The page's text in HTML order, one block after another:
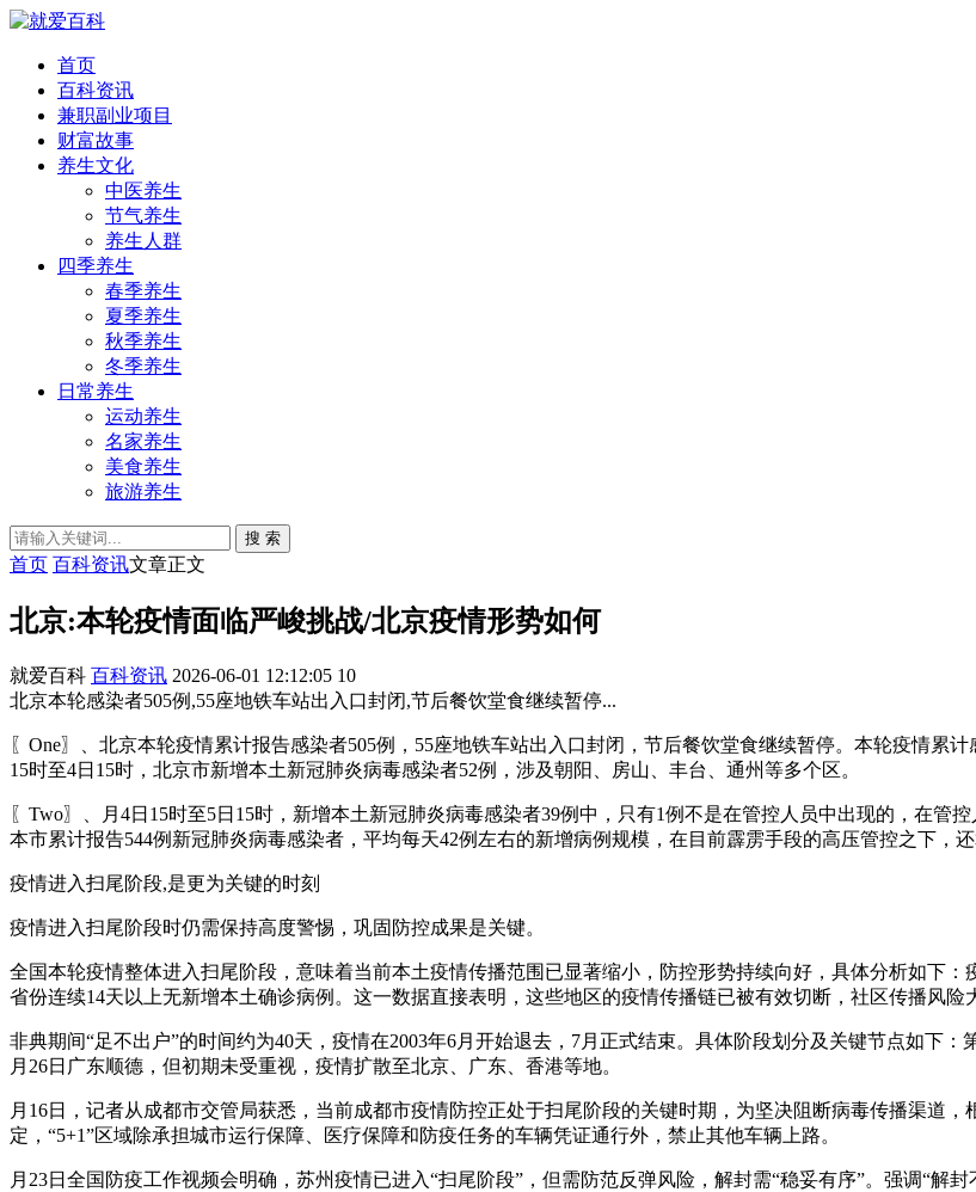
首页
百科资讯
兼职副业项目
财富故事
养生文化
中医养生
节气养生
养生人群
四季养生
春季养生
夏季养生
秋季养生
冬季养生
日常养生
运动养生
名家养生
美食养生
旅游养生
搜 索
首页 百科资讯文章正文
北京:本轮疫情面临严峻挑战/北京疫情形势如何
就爱百科 百科资讯 2026-06-01 12:12:05 10
北京本轮感染者505例,55座地铁车站出入口封闭,节后餐饮堂食继续暂停...
〖One〗、北京本轮疫情累计报告感染者505例，55座地铁车站出入口封闭，节后餐饮堂食继续暂停。本轮疫情累
15时至4日15时，北京市新增本土新冠肺炎病毒感染者52例，涉及朝阳、房山、丰台、通州等多个区。
〖Two〗、月4日15时至5日15时，新增本土新冠肺炎病毒感染者39例中，只有1例不是在管控人员中出现的，在管
本市累计报告544例新冠肺炎病毒感染者，平均每天42例左右的新增病例规模，在目前霹雳手段的高压管控之下，还
疫情进入扫尾阶段,是更为关键的时刻
疫情进入扫尾阶段时仍需保持高度警惕，巩固防控成果是关键。
全国本轮疫情整体进入扫尾阶段，意味着当前本土疫情传播范围已显著缩小，防控形势持续向好，具体分析如下
省份连续14天以上无新增本土确诊病例。这一数据直接表明，这些地区的疫情传播链已被有效切断，社区传播风险
非典期间“足不出户”的时间约为40天，疫情在2003年6月开始退去，7月正式结束。具体阶段划分及关键节点如下：
月26日广东顺德，但初期未受重视，疫情扩散至北京、广东、香港等地。
月16日，记者从成都市交管局获悉，当前成都市疫情防控正处于扫尾阶段的关键时期，为坚决阻断病毒传播渠道
定，“5+1”区域除承担城市运行保障、医疗保障和防疫任务的车辆凭证通行外，禁止其他车辆上路。
月23日全国防疫工作视频会明确，苏州疫情已进入“扫尾阶段”，但需防范反弹风险，解封需“稳妥有序”。强调“解